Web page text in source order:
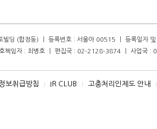
빌딩 (합정동) ㅣ 등록번호 : 서울아 00515 ㅣ 등록일자
호책임자 : 최병호 ㅣ 편집국 : 02-2128-3874 ㅣ 사업국
보취급방침 I IR CLUB I 고충처리인제도 안내 I